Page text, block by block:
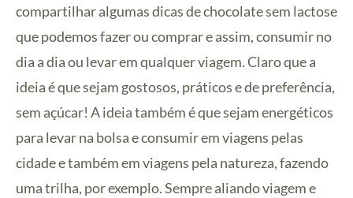
compartilhar algumas dicas de chocolate sem lactose
que podemos fazer ou comprar e assim, consumir no
dia a dia ou levar em qualquer viagem. Claro que a
ideia é que sejam gostosos, práticos e de preferência,
sem açúcar! A ideia também é que sejam energéticos
para levar na bolsa e consumir em viagens pelas
cidade e também em viagens pela natureza, fazendo
uma trilha, por exemplo. Sempre aliando viagem e